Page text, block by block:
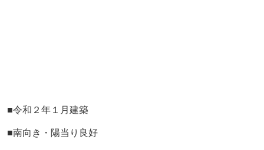
■令和２年１月建築
■南向き・陽当り良好